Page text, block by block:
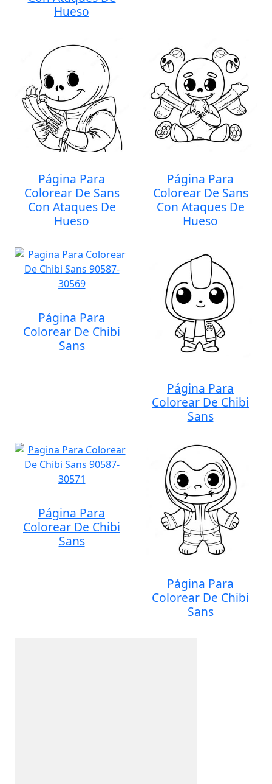
Hueso
Página Para
Colorear De Sans
Con Ataques De
Hueso
Página Para
Colorear De Sans
Con Ataques De
Hueso
Página Para
Colorear De Chibi
Sans
Página Para
Colorear De Chibi
Sans
Página Para
Colorear De Chibi
Sans
Página Para
Colorear De Chibi
Sans